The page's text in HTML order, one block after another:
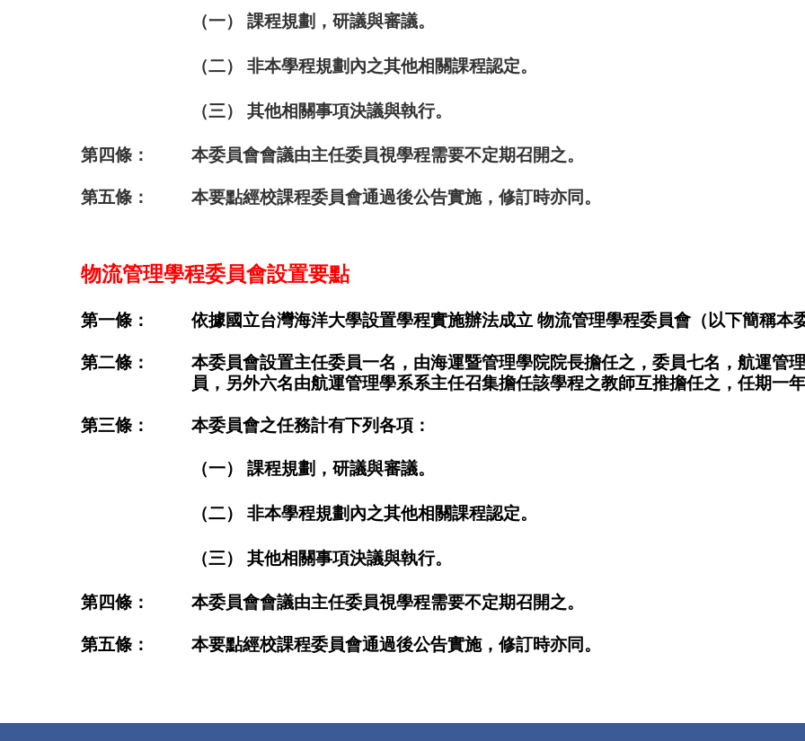
（一） 課程規劃，研議與審議。
（二） 非本學程規劃內之其他相關課程認定。
（三） 其他相關事項決議與執行。
第四條： 本委員會會議由主任委員視學程需要不定期召開之。
第五條： 本要點經校課程委員會通過後公告實施，修訂時亦同。
物流管理學程委員會設置要點
第一條： 依據國立台灣海洋大學設置學程實施辦法成立 物流管理學程委員會（以下簡稱本
第二條：
本委員會設置主任委員一名，由海運暨管理學院院長擔任之，委員七名，航運管
員，另外六名由航運管理學系系主任召集擔任該學程之教師互推擔任之，任期一
第三條： 本委員會之任務計有下列各項：
（一） 課程規劃，研議與審議。
（二） 非本學程規劃內之其他相關課程認定。
（三） 其他相關事項決議與執行。
第四條： 本委員會會議由主任委員視學程需要不定期召開之。
第五條： 本要點經校課程委員會通過後公告實施，修訂時亦同。